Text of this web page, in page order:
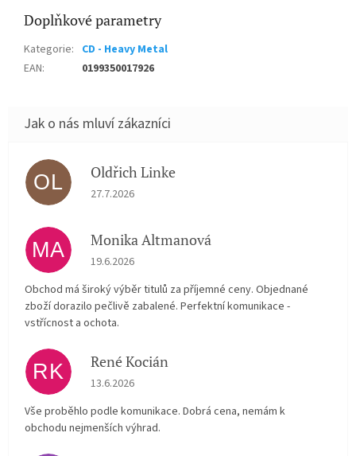
Doplňkové parametry
Kategorie: CD - Heavy Metal
EAN: 0199350017926
OL Oldřich Linke
Hodnocení obchodu je 5 z 5 hvězdiček.
27.7.2026
MA Monika Altmanová
Hodnocení obchodu je 5 z 5 hvězdiček.
19.6.2026
Obchod má široký výběr titulů za příjemné ceny. Objednané
zboží dorazilo pečlivě zabalené. Perfektní komunikace -
vstřícnost a ochota.
RK René Kocián
Hodnocení obchodu je 5 z 5 hvězdiček.
13.6.2026
Vše proběhlo podle komunikace. Dobrá cena, nemám k
obchodu nejmenších výhrad.